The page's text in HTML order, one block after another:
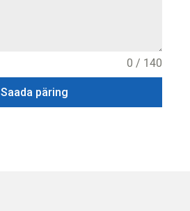
0 / 140
Saada päring